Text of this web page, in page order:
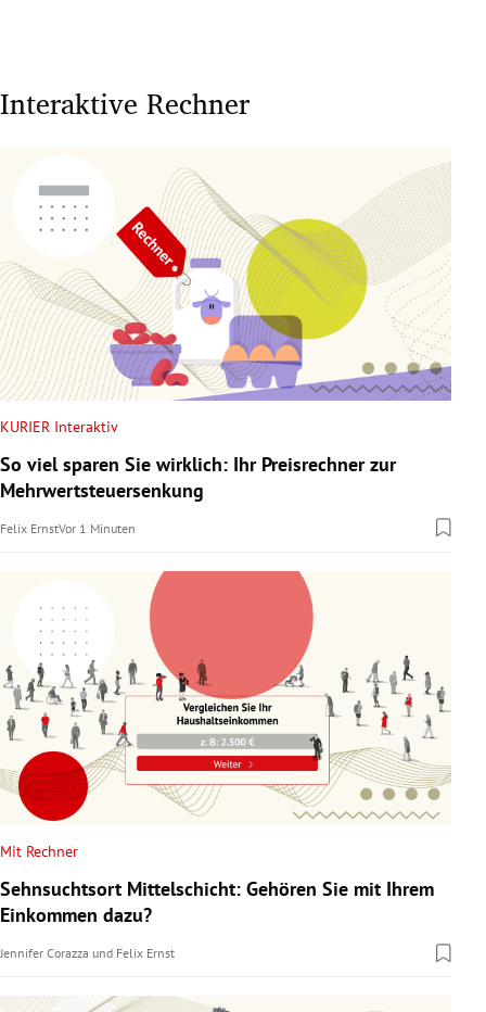
Interaktive Rechner
KURIER Interaktiv
So viel sparen Sie wirklich: Ihr Preisrechner zur
Mehrwertsteuersenkung
Felix ErnstVor 1 Minuten
Mit Rechner
Sehnsuchtsort Mittelschicht: Gehören Sie mit Ihrem
Einkommen dazu?
Jennifer Corazza und Felix Ernst